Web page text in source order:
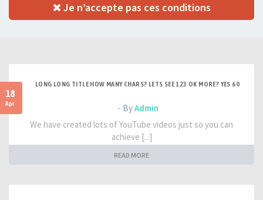
Je n’accepte pas ces conditions
18
Apr
LONG LONG TITLE HOW MANY CHARS? LETS SEE 123 OK MORE? YES 60
- ByAdmin
We have created lots of YouTube videos just so you can
achieve [...]
READ MORE